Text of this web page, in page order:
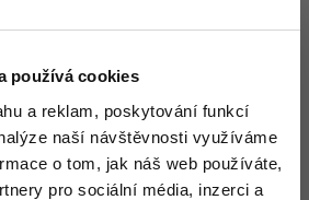
používá cookies
a reklam, poskytování funkcí
naší návštěvnosti využíváme
o tom, jak náš web používáte,
pro sociální média, inzerci a
-15%
-25%
Effects